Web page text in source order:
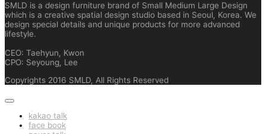
SMLD is a design furniture brand of Small Medium Large Design
which is a creative spatial design studio based in Seoul, Korea. We
design special details and unique products for more advanced
lifestyle.
CEO: Taehyun, Kwon
CPO: Seyoung, Lee
Copyrights 2016 SMLD, All Rights Reserved
kakao talk
face book